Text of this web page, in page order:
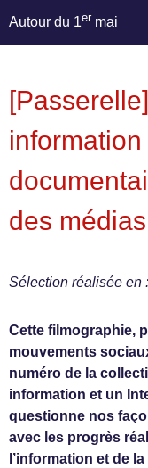
Autour du 1er mai
des
Sélection réalisée en
Cette filmographie,
mouvements
numéro de la
information et un
questionne nos
avec les progrès
l’information et de